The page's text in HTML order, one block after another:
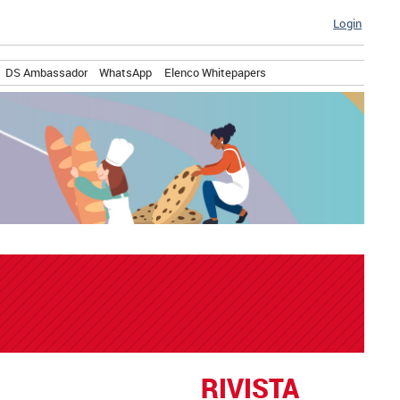
Login
DS Ambassador WhatsApp Elenco Whitepapers
RIVISTA